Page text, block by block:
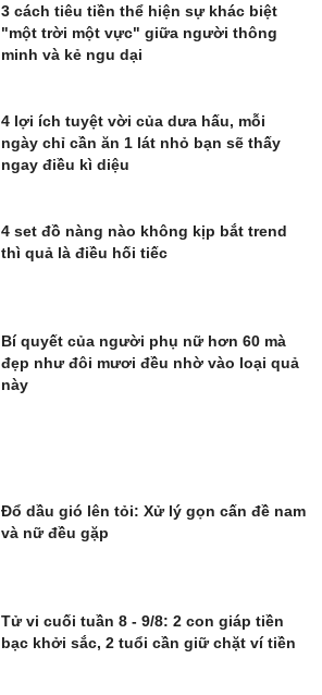
3 cách tiêu tiền thể hiện sự khác biệt
"một trời một vực" giữa người thông
minh và kẻ ngu dại
4 lợi ích tuyệt vời của dưa hấu, mỗi
ngày chỉ cần ăn 1 lát nhỏ bạn sẽ thấy
ngay điều kì diệu
4 set đồ nàng nào không kịp bắt trend
thì quả là điều hối tiếc
Bí quyết của người phụ nữ hơn 60 mà
đẹp như đôi mươi đều nhờ vào loại quả
này
Đổ dầu gió lên tỏi: Xử lý gọn cấn đề nam
và nữ đều gặp
Tử vi cuối tuần 8 - 9/8: 2 con giáp tiền
bạc khởi sắc, 2 tuổi cần giữ chặt ví tiền